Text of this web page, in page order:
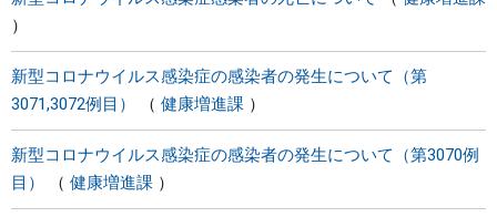
新型コロナウイルス感染症の感染者の発生について（第
3071,3072例目）
健康増進課
新型コロナウイルス感染症の感染者の発生について（第3070例
目）
健康増進課